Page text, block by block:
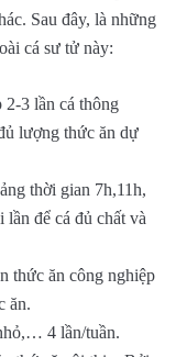
Sau đây, là những
cá sư tử này:
2-3 lần cá thông
lượng thức ăn dự
thời gian 7h,11h,
lần để cá đủ chất và
thức ăn công nghiệp
ăn.
4 lần/tuần.